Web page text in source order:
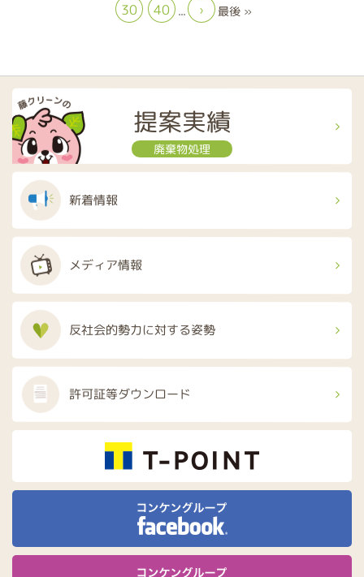
30
40 ... › 最後 »
提案実績
廃棄物処理
新着情報
メディア情報
反社会的勢力に対する姿勢
許可証等ダウンロード